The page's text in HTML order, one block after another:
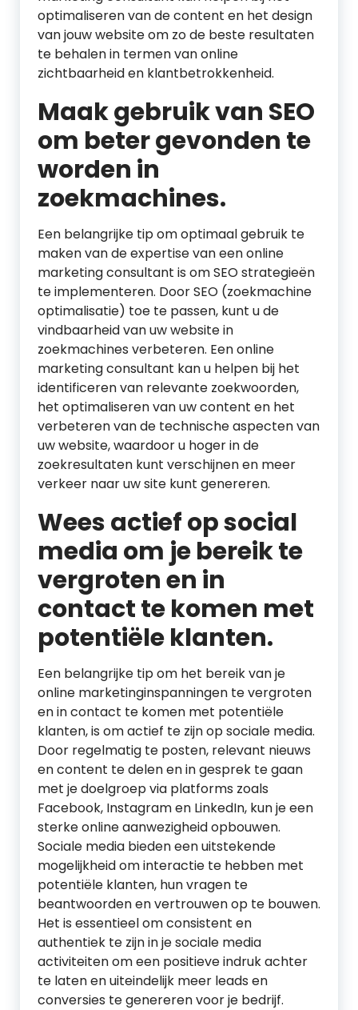
optimaliseren van de content en het design
van jouw website om zo de beste resultaten
te behalen in termen van online
zichtbaarheid en klantbetrokkenheid.
Maak gebruik van SEO
om beter gevonden te
worden in
zoekmachines.
Een belangrijke tip om optimaal gebruik te
maken van de expertise van een online
marketing consultant is om SEO strategieën
te implementeren. Door SEO (zoekmachine
optimalisatie) toe te passen, kunt u de
vindbaarheid van uw website in
zoekmachines verbeteren. Een online
marketing consultant kan u helpen bij het
identificeren van relevante zoekwoorden,
het optimaliseren van uw content en het
verbeteren van de technische aspecten van
uw website, waardoor u hoger in de
zoekresultaten kunt verschijnen en meer
verkeer naar uw site kunt genereren.
Wees actief op social
media om je bereik te
vergroten en in
contact te komen met
potentiële klanten.
Een belangrijke tip om het bereik van je
online marketinginspanningen te vergroten
en in contact te komen met potentiële
klanten, is om actief te zijn op sociale media.
Door regelmatig te posten, relevant nieuws
en content te delen en in gesprek te gaan
met je doelgroep via platforms zoals
Facebook, Instagram en LinkedIn, kun je een
sterke online aanwezigheid opbouwen.
Sociale media bieden een uitstekende
mogelijkheid om interactie te hebben met
potentiële klanten, hun vragen te
beantwoorden en vertrouwen op te bouwen.
Het is essentieel om consistent en
authentiek te zijn in je sociale media
activiteiten om een positieve indruk achter
te laten en uiteindelijk meer leads en
conversies te genereren voor je bedrijf.